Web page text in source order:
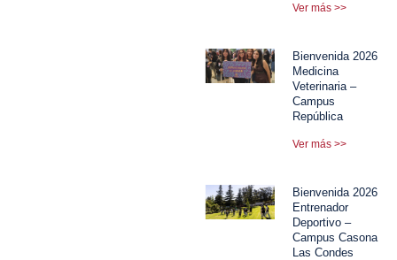
Ver más >>
Bienvenida 2026
Medicina
Veterinaria –
Campus
República
Ver más >>
Bienvenida 2026
Entrenador
Deportivo –
Campus Casona
Las Condes